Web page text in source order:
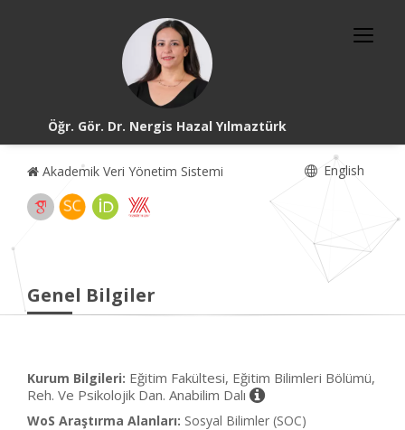
Öğr. Gör. Dr. Nergis Hazal Yılmaztürk
Akademik Veri Yönetim Sistemi English
Genel Bilgiler
Kurum Bilgileri: Eğitim Fakültesi, Eğitim Bilimleri Bölümü,
Reh. Ve Psikolojik Dan. Anabilim Dalı
WoS Araştırma Alanları: Sosyal Bilimler (SOC)